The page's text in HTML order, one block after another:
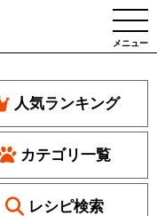
メニュー
人気ランキング
カテゴリ一覧
レシピ検索